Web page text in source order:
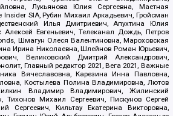
Лукьянова Юлия Сергеевна, Маетная
Insider SIA, Рубин Михаил Аркадьевич, Гройсман
Илья Дмитриевич, Апухтина Юлия
Евгеньевич, Телеканал Дождь, Петров
Шмагун Олеся Валентиновна, Мароховская
Ирина Николаевна, Шлейнов Роман Юрьевич,
Великовский Дмитрий Александрович,
Главный редактор 2021, Вега 2021, Важные
Вячеславовна, Карезина Инна Павловна,
Костылева Полина Владимировна, Лютов
Владимир Владимирович, Жилинский
Тихонов Михаил Сергеевич, Пискунов Сергей
Сергеевич, Кильтау Екатерина Викторовна,